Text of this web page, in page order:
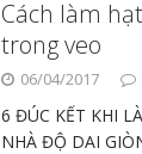
Cách làm
trong veo
06/04/2017
6 ĐÚC KẾT KHI
NHÀ ĐỘ DAI